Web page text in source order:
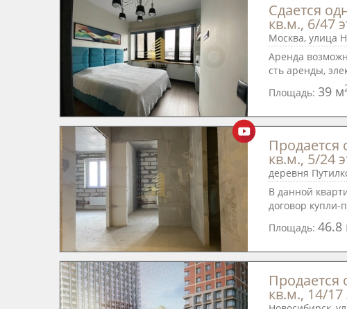
Сдается
кв.м., 6/47
Москва, улица
Аренда
сть аренды,
Площадь: 39 м
Продается
кв.м., 5/24
деревня
В данной
договор купли-
Площадь: 46.8
Продается
кв.м., 14/17